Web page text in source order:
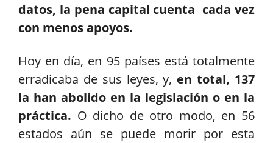
datos, la pena capital cuenta cada vez
con menos apoyos.
Hoy en día, en 95 países está totalmente
erradicaba de sus leyes, y, en total, 137
la han abolido en la legislación o en la
práctica. O dicho de otro modo, en 56
estados aún se puede morir por esta